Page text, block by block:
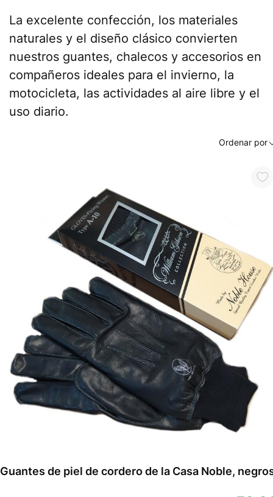
La excelente confección, los materiales
naturales y el diseño clásico convierten
nuestros guantes, chalecos y accesorios en
compañeros ideales para el invierno, la
motocicleta, las actividades al aire libre y el
uso diario.
Ordenar por
Guantes de piel de cordero de la Casa Noble,